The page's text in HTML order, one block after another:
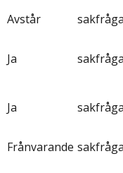
Avstår
Ja
Ja
Frånvarande